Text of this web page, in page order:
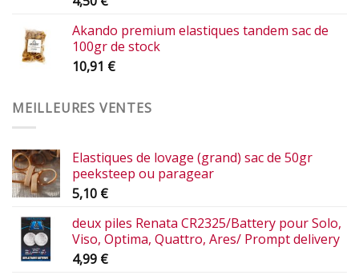
Akando premium elastiques tandem sac de
100gr de stock
10,91 €
MEILLEURES VENTES
Elastiques de lovage (grand) sac de 50gr
peeksteep ou paragear
5,10 €
deux piles Renata CR2325/Battery pour Solo,
Viso, Optima, Quattro, Ares/ Prompt delivery
4,99 €